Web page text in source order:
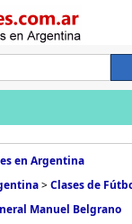
en Argentina
>Clases de
Manuel Belgrano